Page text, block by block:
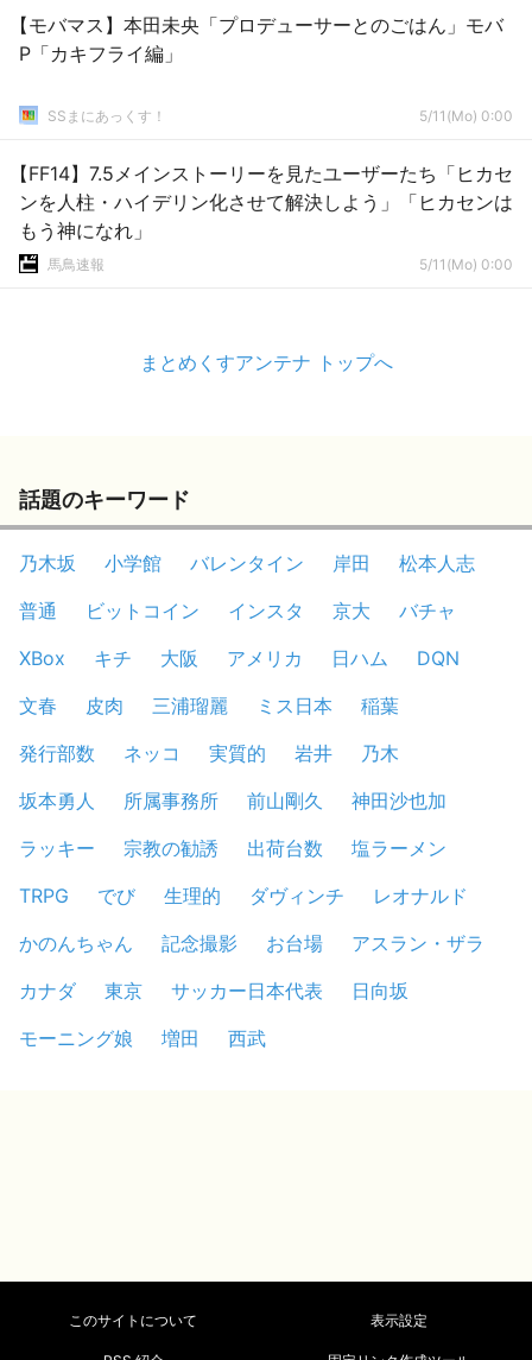
【モバマス】本田未央「プロデューサーとのごはん」モバ
P「カキフライ編」
SSまにあっくす！ 5/11(Mo) 0:00
【FF14】7.5メインストーリーを見たユーザーたち「ヒカセ
ンを人柱・ハイデリン化させて解決しよう」「ヒカセンは
もう神になれ」
馬鳥速報 5/11(Mo) 0:00
まとめくすアンテナ トップへ
話題のキーワード
乃木坂 小学館 バレンタイン 岸田
松本人志
普通
ビットコイン インスタ 京大
バチャ
XBox
キチ 大阪 アメリカ 日ハム
DQN
文春
皮肉 三浦瑠麗 ミス日本
稲葉
発行部数
ネッコ 実質的 岩井
乃木
坂本勇人
所属事務所 前山剛久
神田沙也加
ラッキー
宗教の勧誘 出荷台数
塩ラーメン
TRPG
でび 生理的 ダヴィンチ
レオナルド
かのんちゃん
記念撮影 お台場
アスラン・ザラ
カナダ
東京 サッカー日本代表
日向坂
モーニング娘
増田 西武
このサイトについて 表示設定